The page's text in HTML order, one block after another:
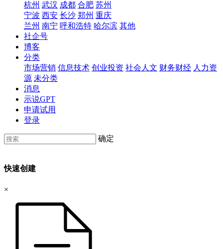
杭州 武汉 成都 合肥 苏州
宁波 西安 长沙 郑州 重庆
兰州 南宁 呼和浩特 哈尔滨 其他
社企号
博客
分类
市场营销 信息技术 创业投资 社会人文 财务财经 人力资
源 未分类
消息
示说GPT
申请试用
登录
确定
快速创建
×